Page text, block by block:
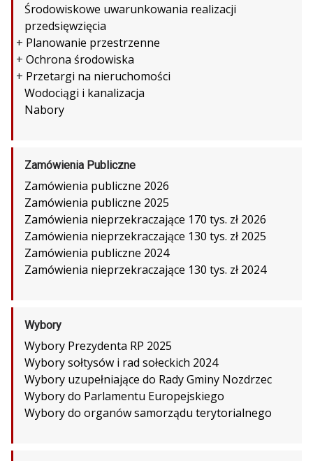
Środowiskowe uwarunkowania realizacji
przedsięwzięcia
+ Planowanie przestrzenne
+ Ochrona środowiska
+ Przetargi na nieruchomości
Wodociągi i kanalizacja
Nabory
Zamówienia Publiczne
Zamówienia publiczne 2026
Zamówienia publiczne 2025
Zamówienia nieprzekraczające 170 tys. zł 2026
Zamówienia nieprzekraczające 130 tys. zł 2025
Zamówienia publiczne 2024
Zamówienia nieprzekraczające 130 tys. zł 2024
Wybory
Wybory Prezydenta RP 2025
Wybory sołtysów i rad sołeckich 2024
Wybory uzupełniające do Rady Gminy Nozdrzec
Wybory do Parlamentu Europejskiego
Wybory do organów samorządu terytorialnego